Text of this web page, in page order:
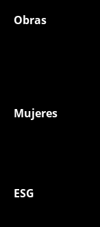
Obras
Mujeres
ESG